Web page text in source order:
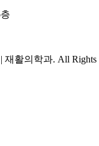
재활의학과. All Rights